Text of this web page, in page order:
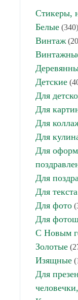
Стикеры,
Белые (340)
Винтаж
Детские
Для
Для
Для
Для
Для
Для
Для
Для фото
Для
С Новым
Золотые
Изящные
Для